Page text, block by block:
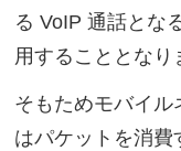
る VoIP 通話とな
用することとなり
そもためモバイ
はパケットを消費